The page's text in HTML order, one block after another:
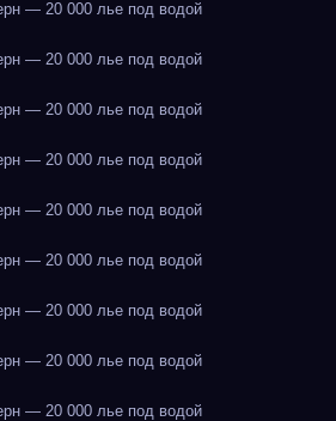
— 20 000 лье под водой
— 20 000 лье под водой
— 20 000 лье под водой
— 20 000 лье под водой
— 20 000 лье под водой
— 20 000 лье под водой
— 20 000 лье под водой
— 20 000 лье под водой
— 20 000 лье под водой